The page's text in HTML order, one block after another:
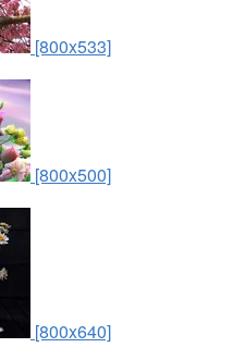
[800x533]
[800x500]
[800x640]